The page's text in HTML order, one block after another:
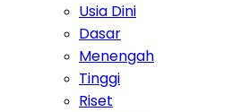
Usia Dini
Dasar
Menengah
Tinggi
Riset